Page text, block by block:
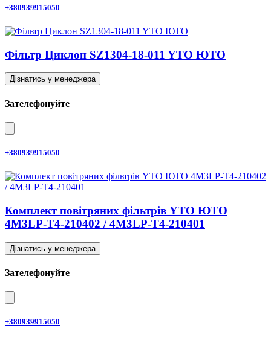
+380939915050
Фільтр Циклон SZ1304-18-011 YTO ЮТО
Дізнатись у менеджера
Зателефонуйте
+380939915050
Комплект повітряних фільтрів YTO ЮТО
4M3LP-T4-210402 / 4M3LP-T4-210401
Дізнатись у менеджера
Зателефонуйте
+380939915050